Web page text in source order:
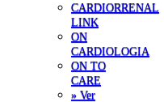
CARDIORRENAL
LINK
ON
CARDIOLOGIA
ON TO
CARE
» Ver